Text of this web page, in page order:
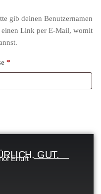
gib deinen Benutzernamen
Link per E-Mail, womit
*
GUT.
Erfurt